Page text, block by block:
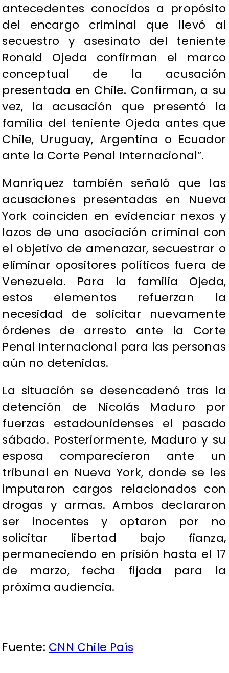
antecedentes conocidos a propósito
del encargo criminal que llevó al
secuestro y asesinato del teniente
Ronald Ojeda confirman el marco
conceptual de la acusación
presentada en Chile. Confirman, a su
vez, la acusación que presentó la
familia del teniente Ojeda antes que
Chile, Uruguay, Argentina o Ecuador
ante la Corte Penal Internacional”.
Manríquez también señaló que las
acusaciones presentadas en Nueva
York coinciden en evidenciar nexos y
lazos de una asociación criminal con
el objetivo de amenazar, secuestrar o
eliminar opositores políticos fuera de
Venezuela. Para la familia Ojeda,
estos elementos refuerzan la
necesidad de solicitar nuevamente
órdenes de arresto ante la Corte
Penal Internacional para las personas
aún no detenidas.
La situación se desencadenó tras la
detención de Nicolás Maduro por
fuerzas estadounidenses el pasado
sábado. Posteriormente, Maduro y su
esposa comparecieron ante un
tribunal en Nueva York, donde se les
imputaron cargos relacionados con
drogas y armas. Ambos declararon
ser inocentes y optaron por no
solicitar libertad bajo fianza,
permaneciendo en prisión hasta el 17
de marzo, fecha fijada para la
próxima audiencia.
Fuente: CNN Chile País